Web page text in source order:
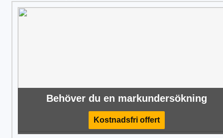
Behöver du en markundersökning
Kostnadsfri offert